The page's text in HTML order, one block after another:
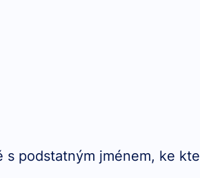
s podstatným jménem, ke